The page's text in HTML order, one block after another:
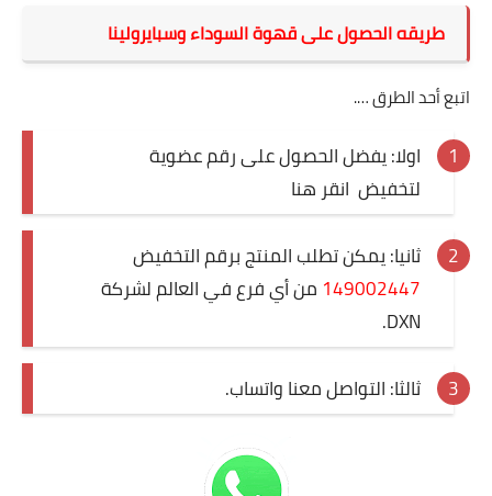
طريقه الحصول على قهوة السوداء وسبايرولينا
اتبع أحد الطرق ….
اولا: يفضل الحصول على رقم عضوية
لتخفيض انقر هنا
ثانيا: يمكن تطلب المنتج برقم التخفيض
149002447 من أي فرع في العالم لشركة
DXN.
ثالثا: التواصل معنا واتساب.